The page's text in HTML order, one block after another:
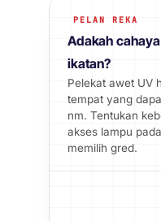
PELAN REKA
Adakah
ikatan?
Pelekat awet UV
tempat yang
nm. Tentukan
akses lampu
memilih gred.